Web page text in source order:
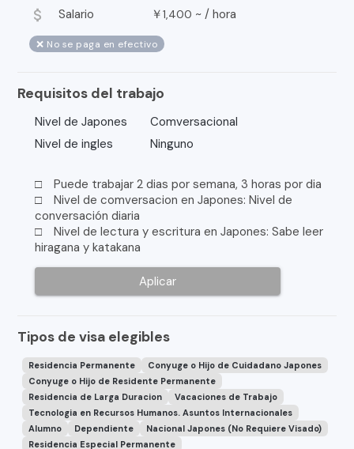
attach_money Salario ￥1,400 ~ / hora
❌ No se paga en efectivo
Requisitos del trabajo
Nivel de Japones
Comversacional
Nivel de ingles
Ninguno
□ Puede trabajar 2 dias por semana, 3 horas por dia
□ Nivel de comversacion en Japones: Nivel de
conversación diaria
□ Nivel de lectura y escritura en Japones: Sabe leer
hiragana y katakana
Aplicar
Tipos de visa elegibles
Residencia Permanente
Conyuge o Hijo de Cuidadano Japones
Conyuge o Hijo de Residente Permanente
Residencia de Larga Duracion
Vacaciones de Trabajo
Tecnologia en Recursos Humanos. Asuntos Internacionales
Alumno
Dependiente
Nacional Japones (No Requiere Visado)
Residencia Especial Permanente